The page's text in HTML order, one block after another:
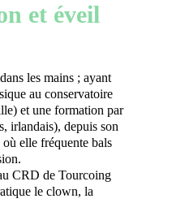
et éveil
les mains ; ayant
au conservatoire
et une formation par
irlandais), depuis son
elle fréquente bals
CRD de Tourcoing
le clown, la